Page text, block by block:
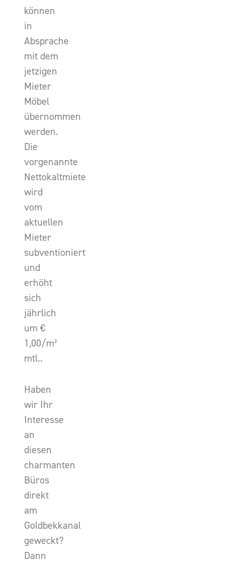
können
in
Absprache
mit dem
jetzigen
Mieter
Möbel
übernommen
werden.
Die
vorgenannte
Nettokaltmiete
wird
vom
aktuellen
Mieter
subventioniert
und
erhöht
sich
jährlich
um €
1,00/m²
mtl..
Haben
wir Ihr
Interesse
an
diesen
charmanten
Büros
direkt
am
Goldbekkanal
geweckt?
Dann